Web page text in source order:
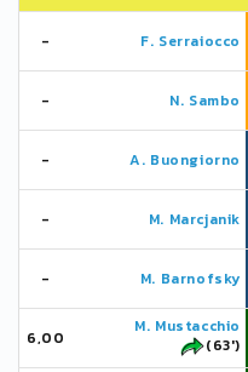
- F. Serraiocco
- N. Sambo
- A. Buongiorno
- M. Marcjanik
- M. Barnofsky
6,00
M. Mustacchio
(63')